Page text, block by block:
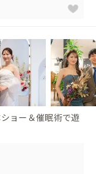
ョー＆催眠術で遊